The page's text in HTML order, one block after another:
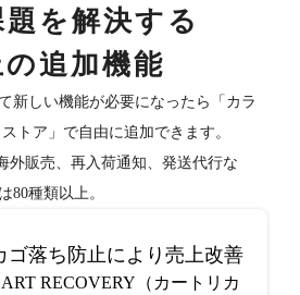
を解決する
追加機能
新しい機能が必要になったら「カラ
トア」で自由に追加できます。
外販売、再入荷通知、発送代行な
80種類以上。
ゴ落ち防止により売上改善
RECOVERY（カートリカ